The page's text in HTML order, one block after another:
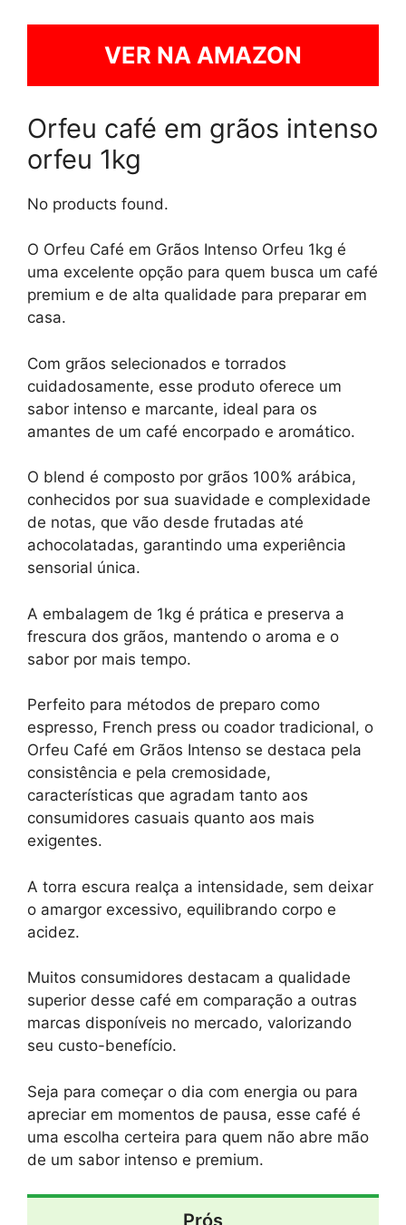
VER NA AMAZON
Orfeu café em grãos intenso
orfeu 1kg
No products found.
O Orfeu Café em Grãos Intenso Orfeu 1kg é
uma excelente opção para quem busca um café
premium e de alta qualidade para preparar em
casa.
Com grãos selecionados e torrados
cuidadosamente, esse produto oferece um
sabor intenso e marcante, ideal para os
amantes de um café encorpado e aromático.
O blend é composto por grãos 100% arábica,
conhecidos por sua suavidade e complexidade
de notas, que vão desde frutadas até
achocolatadas, garantindo uma experiência
sensorial única.
A embalagem de 1kg é prática e preserva a
frescura dos grãos, mantendo o aroma e o
sabor por mais tempo.
Perfeito para métodos de preparo como
espresso, French press ou coador tradicional, o
Orfeu Café em Grãos Intenso se destaca pela
consistência e pela cremosidade,
características que agradam tanto aos
consumidores casuais quanto aos mais
exigentes.
A torra escura realça a intensidade, sem deixar
o amargor excessivo, equilibrando corpo e
acidez.
Muitos consumidores destacam a qualidade
superior desse café em comparação a outras
marcas disponíveis no mercado, valorizando
seu custo-benefício.
Seja para começar o dia com energia ou para
apreciar em momentos de pausa, esse café é
uma escolha certeira para quem não abre mão
de um sabor intenso e premium.
Prós